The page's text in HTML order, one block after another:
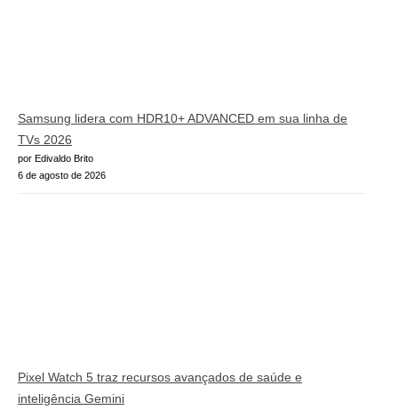
Samsung lidera com HDR10+ ADVANCED em sua linha de
TVs 2026
por Edivaldo Brito
6 de agosto de 2026
Pixel Watch 5 traz recursos avançados de saúde e
inteligência Gemini